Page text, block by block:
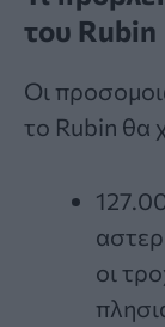
του Rubin
Οι
το Rubin θα
οι